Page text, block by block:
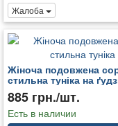
Жалоба
Жіноча подовжена
стильна туніка на
885 грн./шт.
Есть в наличии